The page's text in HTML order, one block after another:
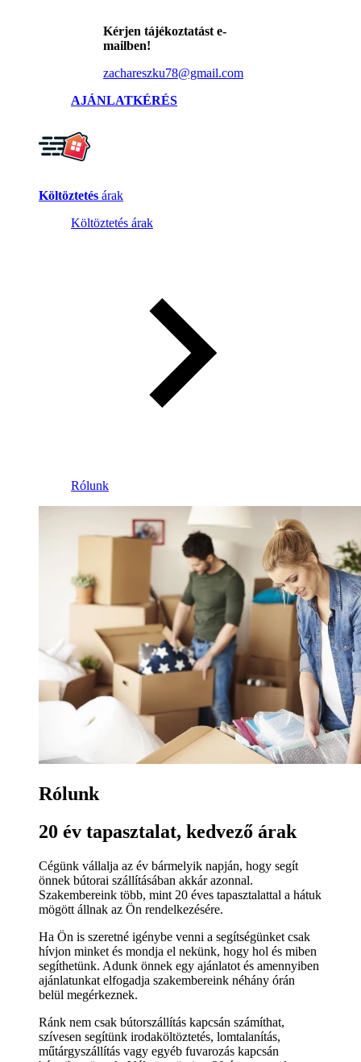
Kérjen tájékoztatást e-
mailben!
zachareszku78@gmail.com
AJÁNLATKÉRÉS
Költöztetés árak
Költöztetés árak
Rólunk
Rólunk
20 év tapasztalat, kedvező árak
Cégünk vállalja az év bármelyik napján, hogy segít
önnek bútorai szállításában akkár azonnal.
Szakembereink több, mint 20 éves tapasztalattal a hátuk
mögött állnak az Ön rendelkezésére.
Ha Ön is szeretné igénybe venni a segítségünket csak
hívjon minket és mondja el nekünk, hogy hol és miben
segíthetünk. Adunk önnek egy ajánlatot és amennyiben
ajánlatunkat elfogadja szakembereink néhány órán
belül megérkeznek.
Ránk nem csak bútorszállítás kapcsán számíthat,
szívesen segítünk irodaköltöztetés, lomtalanítás,
műtárgyszállítás vagy egyéb fuvarozás kapcsán